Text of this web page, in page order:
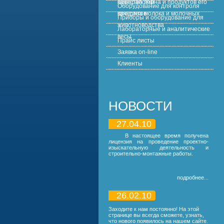
Оборудование для контроля
Приборы и оборудование для
Лабораторные и аналитические
Прайс листы
Заявка on-line
Клиенты
НОВОСТИ
27.04.10
В настоящее время получена
лицензия на проведение проектно-
изыскательную деятельность и
строительно-монтажные работы.
подробнее...
26.02.10
Заходите к нам постоянно! На этой
странице вы всегда сможете, узнать,
что нового появилось на нашем сайте.